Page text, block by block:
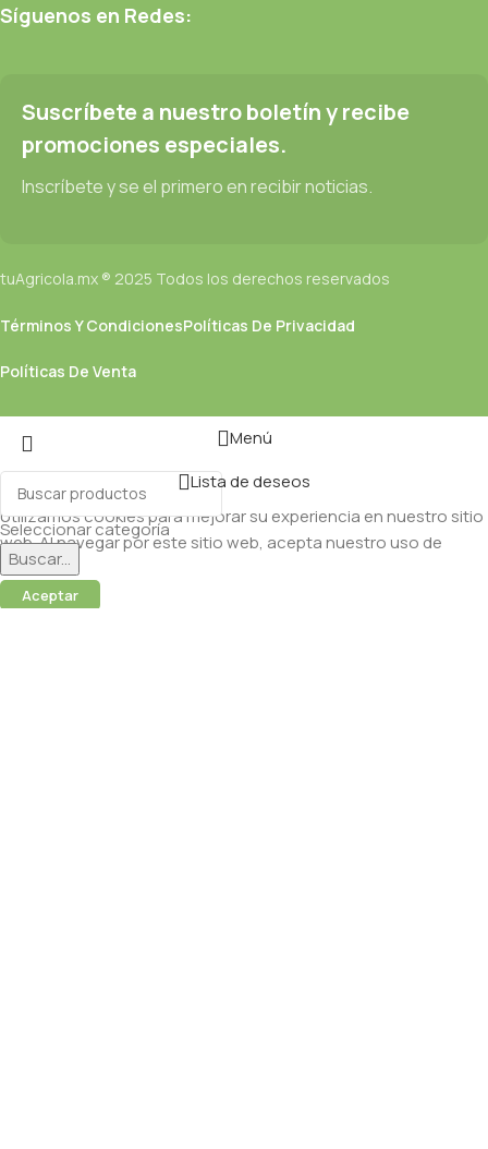
Síguenos en Redes:
Suscríbete a nuestro boletín y recibe
promociones especiales.
Inscríbete y se el primero en recibir noticias.
tuAgricola.mx ® 2025 Todos los derechos reservados
Términos Y CondicionesPolíticas De Privacidad
Políticas De Venta
Seleccionar categoría
Buscar...
Menú
Lista de deseos
Utilizamos cookies para mejorar su experiencia en nuestro sitio
web. Al navegar por este sitio web, acepta nuestro uso de
cookies.
Aceptar